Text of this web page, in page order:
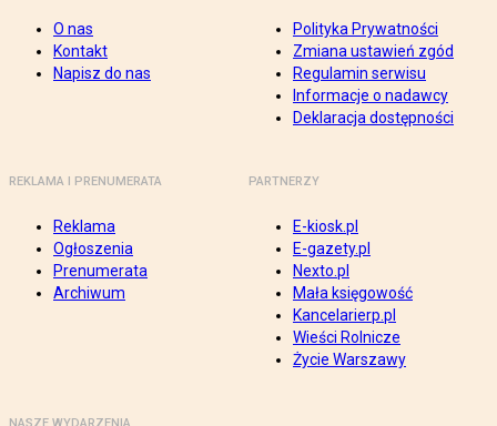
O nas
Kontakt
Napisz do nas
Polityka Prywatności
Zmiana ustawień zgód
Regulamin serwisu
Informacje o nadawcy
Deklaracja dostępności
REKLAMA I PRENUMERATA
Reklama
Ogłoszenia
Prenumerata
Archiwum
PARTNERZY
E-kiosk.pl
E-gazety.pl
Nexto.pl
Mała księgowość
Kancelarierp.pl
Wieści Rolnicze
Życie Warszawy